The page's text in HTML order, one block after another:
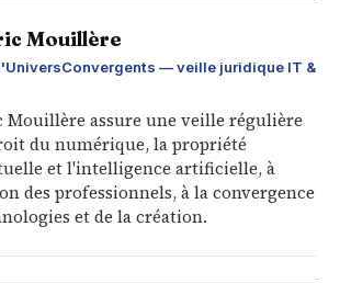
Mouillère
— veille juridique IT &
Mouillère assure une veille régulière
du numérique, la propriété
et l'intelligence artificielle, à
des professionnels, à la convergence
et de la création.